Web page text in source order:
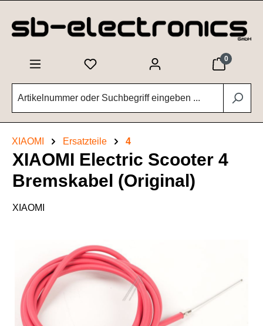
0
XIAOMI Ersatzteile 4
XIAOMI Electric Scooter 4
Bremskabel (Original)
XIAOMI
Bildergalerie überspringen